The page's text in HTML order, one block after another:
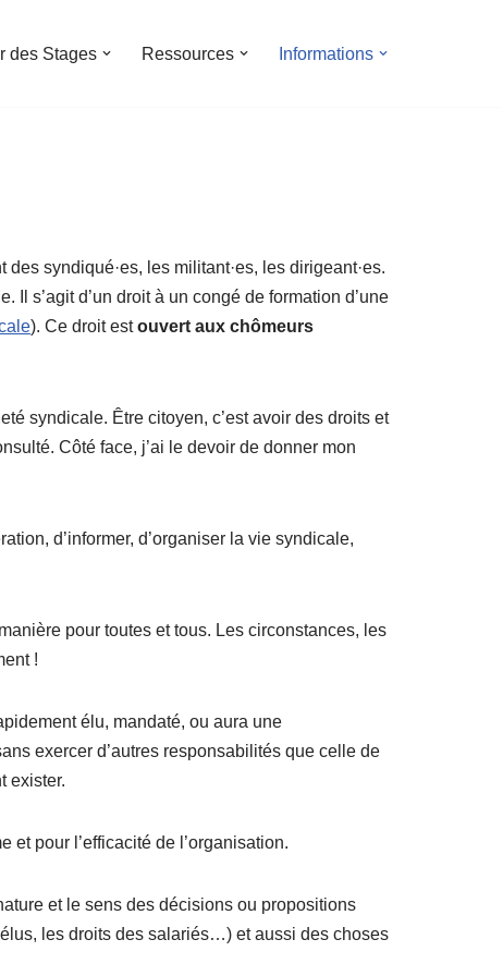
des Stages Ressources Informations
syndiqué·es, les militant·es, les dirigeant·es.
s’agit d’un droit à un congé de formation d’une
). Ce droit estouvert aux chômeurs
syndicale. Être citoyen, c’est avoir des droits et
Côté face, j’ai le devoir de donner mon
d’informer, d’organiser la vie syndicale,
pour toutes et tous. Les circonstances, les
!
élu, mandaté, ou aura une
exercer d’autres responsabilités que celle de
exister.
et pour l’efficacité de l’organisation.
et le sens des décisions ou propositions
les droits des salariés…) et aussi des choses